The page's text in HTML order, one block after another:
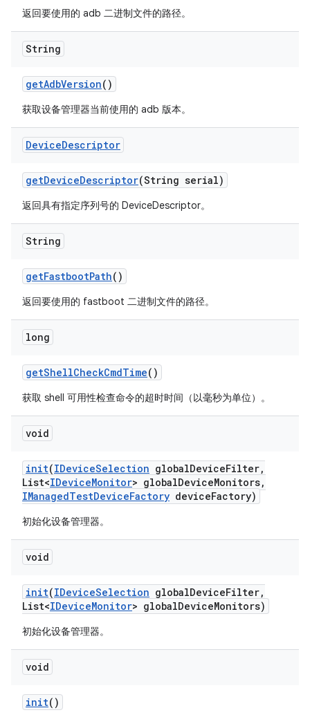
返回要使用的 adb 二进制文件的路径。
String
getAdbVersion()
获取设备管理器当前使用的 adb 版本。
DeviceDescriptor
getDeviceDescriptor(String serial)
返回具有指定序列号的 DeviceDescriptor。
String
getFastbootPath()
返回要使用的 fastboot 二进制文件的路径。
long
getShellCheckCmdTime()
获取 shell 可用性检查命令的超时时间（以毫秒为单位）。
void
init(IDeviceSelection globalDeviceFilter,
List<IDeviceMonitor> globalDeviceMonitors,
IManagedTestDeviceFactory deviceFactory)
初始化设备管理器。
void
init(IDeviceSelection globalDeviceFilter,
List<IDeviceMonitor> globalDeviceMonitors)
初始化设备管理器。
void
init()